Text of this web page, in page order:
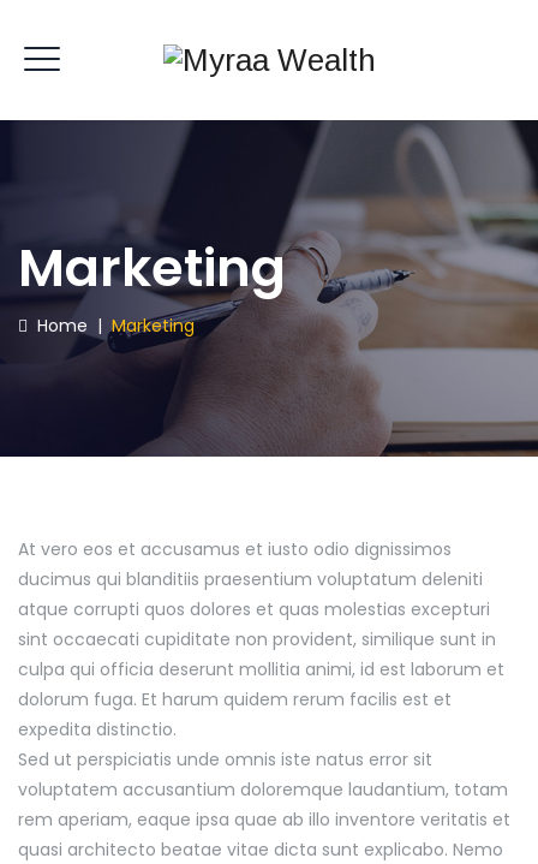
Marketing
Home |Marketing
At vero eos et accusamus et iusto odio dignissimos
ducimus qui blanditiis praesentium voluptatum deleniti
atque corrupti quos dolores et quas molestias excepturi
sint occaecati cupiditate non provident, similique sunt in
culpa qui officia deserunt mollitia animi, id est laborum et
dolorum fuga. Et harum quidem rerum facilis est et
expedita distinctio.
Sed ut perspiciatis unde omnis iste natus error sit
voluptatem accusantium doloremque laudantium, totam
rem aperiam, eaque ipsa quae ab illo inventore veritatis et
quasi architecto beatae vitae dicta sunt explicabo. Nemo